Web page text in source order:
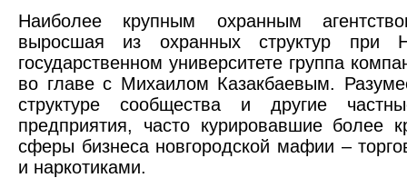
Наиболее крупным охранным
выросшая из охранных структур при
государственном университете группа
во главе с Михаилом Казакбаевым.
структуре сообщества и другие
предприятия, часто курировавшие более
сферы бизнеса новгородской мафии –
и наркотиками.